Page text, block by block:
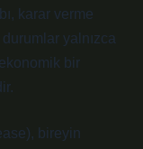
karar verme
yalnızca
bir
bireyin